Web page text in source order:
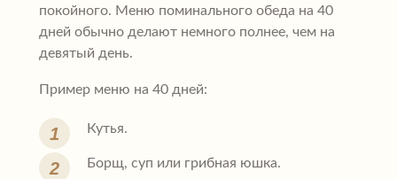
покойного. Меню поминального обеда на 40
дней обычно делают немного полнее, чем на
девятый день.
Пример меню на 40 дней:
Кутья.
Борщ, суп или грибная юшка.